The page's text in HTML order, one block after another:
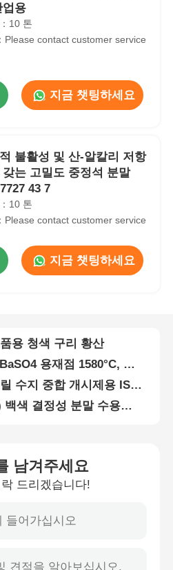
업용
10 톤
Please contact customer service
지금 챗팅하세요
불활성 및 산-알칼리 저항
갖는 고밀도 중정석 분말
43 7
10 톤
Please contact customer service
지금 챗팅하세요
배터리 탈분극용 고전환율 과황산암모늄 ((NH₄)₂S₂O₈) 수용성
남겨주세요
드리겠습니다!